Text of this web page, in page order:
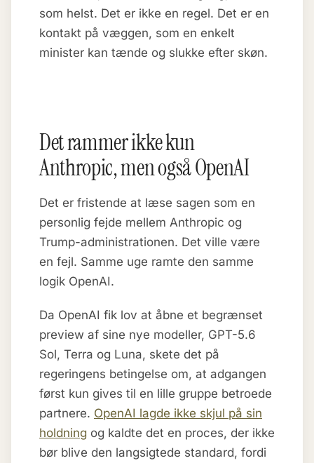
som helst. Det er ikke en regel. Det er en
kontakt på væggen, som en enkelt
minister kan tænde og slukke efter skøn.
Det rammer ikke kun
Anthropic, men også OpenAI
Det er fristende at læse sagen som en
personlig fejde mellem Anthropic og
Trump-administrationen. Det ville være
en fejl. Samme uge ramte den samme
logik OpenAI.
Da OpenAI fik lov at åbne et begrænset
preview af sine nye modeller, GPT-5.6
Sol, Terra og Luna, skete det på
regeringens betingelse om, at adgangen
først kun gives til en lille gruppe betroede
partnere. OpenAI lagde ikke skjul på sin
holdning og kaldte det en proces, der ikke
bør blive den langsigtede standard, fordi